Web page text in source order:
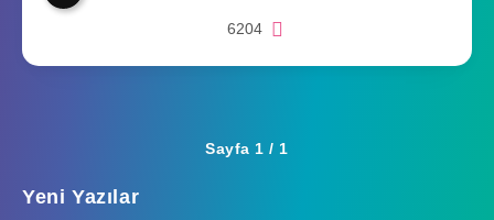
6204
Sayfa 1 / 1
Yeni Yazılar